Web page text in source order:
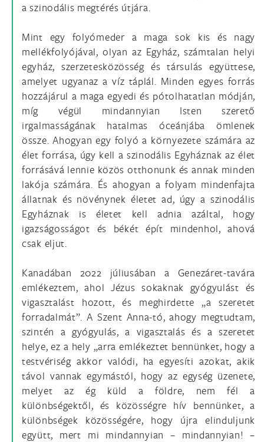
a szinodális megtérés útjára.
Mint egy folyómeder a maga sok kis és nagy
mellékfolyójával, olyan az Egyház, számtalan helyi
egyház, szerzetesközösség és társulás együttese,
amelyet ugyanaz a víz táplál. Minden egyes forrás
hozzájárul a maga egyedi és pótolhatatlan módján,
míg végül mindannyian Isten szerető
irgalmasságának hatalmas óceánjába ömlenek
össze. Ahogyan egy folyó a környezete számára az
élet forrása, úgy kell a szinodális Egyháznak az élet
forrásává lennie közös otthonunk és annak minden
lakója számára. És ahogyan a folyam mindenfajta
állatnak és növénynek életet ad, úgy a szinodális
Egyháznak is életet kell adnia azáltal, hogy
igazságosságot és békét épít mindenhol, ahová
csak eljut.
Kanadában 2022 júliusában a Genezáret-tavára
emlékeztem, ahol Jézus sokaknak gyógyulást és
vigasztalást hozott, és meghirdette „a szeretet
forradalmát”. A Szent Anna-tó, ahogy megtudtam,
szintén a gyógyulás, a vigasztalás és a szeretet
helye, ez a hely „arra emlékeztet bennünket, hogy a
testvériség akkor valódi, ha egyesíti azokat, akik
távol vannak egymástól, hogy az egység üzenete,
melyet az ég küld a földre, nem fél a
különbségektől, és közösségre hív bennünket, a
különbségek közösségére, hogy újra elinduljunk
együtt, mert mi mindannyian – mindannyian! –